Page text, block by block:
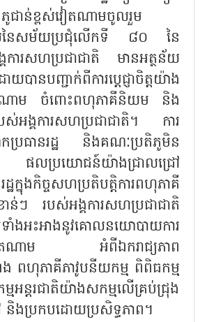
ជាន់ខ្ពស់វៀតណាមចូលរួម
ស់នៃសម័យប្រជុំលើកទី ៨០ នៃ
គការសហប្រជាជាតិ មានអត្ថន័យ
នបញ្ជាក់ពីការប្តេជ្ញាចិត្តយ៉ាង
ណាម ចំពោះពហុភាគីនិយម និង
ស់អង្គការសហប្រជាជាតិ។ ការ
ប្រធានរដ្ឋ និងគណៈប្រតិភូមិន
ពី ផលប្រយោជន៍យ៉ាងជ្រាលជ្រៅ
ក្នុងកិច្ចសហប្រតិបត្តិការពហុភាគី
ាន់ៗ របស់អង្គការសហប្រជាជាតិ
ាំងអះអាងនូវគោលនយោបាយការ
ៀតណាម អំពីឯករាជ្យភាព
ពហុភាគីភាវូបនីយកម្ម ពិពិធកម្ម
ន្តរជាតិយ៉ាងសកម្មលើគ្រប់ជ្រុង
ងប្រកបដោយប្រសិទ្ធភាព។